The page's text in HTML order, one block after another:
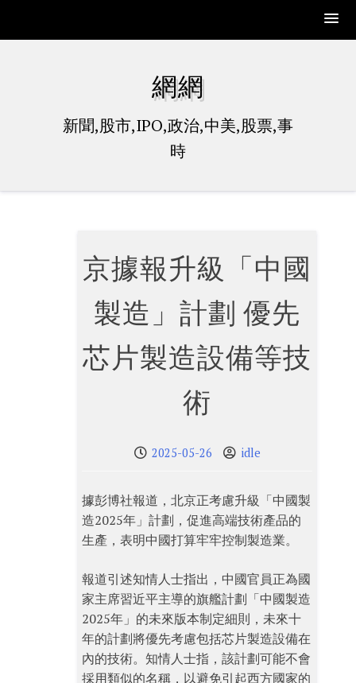
網網
新聞,股市,IPO,政治,中美,股票,事
時
京據報升級「中國
製造」計劃 優先
芯片製造設備等技
術
2025-05-26 idle
據彭博社報道，北京正考慮升級「中國製
造2025年」計劃，促進高端技術產品的
生產，表明中國打算牢牢控制製造業。
報道引述知情人士指出，中國官員正為國
家主席習近平主導的旗艦計劃「中國製造
2025年」的未來版本制定細則，未來十
年的計劃將優先考慮包括芯片製造設備在
內的技術。知情人士指，該計劃可能不會
採用類似的名稱，以避免引起西方國家的